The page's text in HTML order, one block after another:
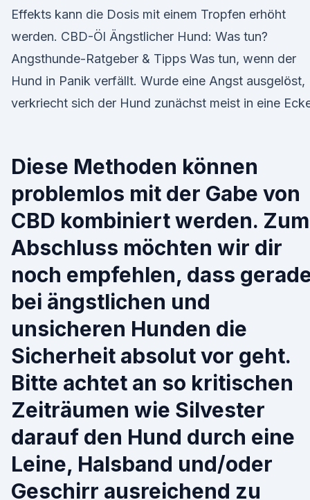
Effekts kann die Dosis mit einem Tropfen erhöht
werden. CBD-Öl Ängstlicher Hund: Was tun?
Angsthunde-Ratgeber & Tipps Was tun, wenn der
Hund in Panik verfällt. Wurde eine Angst ausgelöst,
verkriecht sich der Hund zunächst meist in eine
Diese Methoden können
problemlos mit der Gabe von
CBD kombiniert werden. Zum
Abschluss möchten wir dir
noch empfehlen, dass
bei ängstlichen und
unsicheren Hunden die
Sicherheit absolut vor geht.
Bitte achtet an so kritischen
Zeiträumen wie Silvester
darauf den Hund durch eine
Leine, Halsband und/oder
Geschirr ausreichend zu